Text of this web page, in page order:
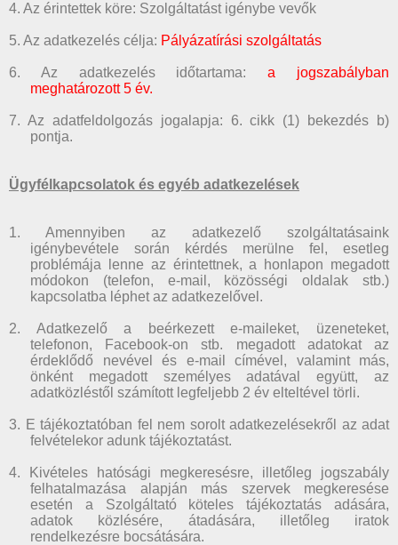
4. Az érintettek köre: Szolgáltatást igénybe vevők
5. Az adatkezelés célja: Pályázatírási szolgáltatás
6. Az adatkezelés időtartama:a jogszabályban
meghatározott 5 év.
7. Az adatfeldolgozás jogalapja: 6. cikk (1) bekezdés b)
pontja.
Ügyfélkapcsolatok és egyéb adatkezelések
1. Amennyiben az adatkezelő szolgáltatásaink
igénybevétele során kérdés merülne fel, esetleg
problémája lenne az érintettnek, a honlapon megadott
módokon (telefon, e-mail, közösségi oldalak stb.)
kapcsolatba léphet az adatkezelővel.
2. Adatkezelő a beérkezett e-maileket, üzeneteket,
telefonon, Facebook-on stb. megadott adatokat az
érdeklődő nevével és e-mail címével, valamint más,
önként megadott személyes adatával együtt, az
adatközléstől számított legfeljebb 2 év elteltével törli.
3. E tájékoztatóban fel nem sorolt adatkezelésekről az adat
felvételekor adunk tájékoztatást.
4. Kivételes hatósági megkeresésre, illetőleg jogszabály
felhatalmazása alapján más szervek megkeresése
esetén a Szolgáltató köteles tájékoztatás adására,
adatok közlésére, átadására, illetőleg iratok
rendelkezésre bocsátására.